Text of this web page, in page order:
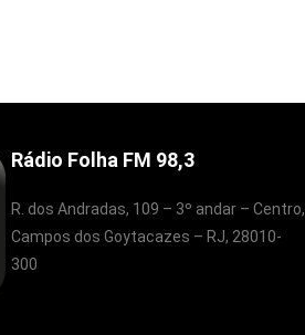
Rádio Folha FM 98,3
R. dos Andradas, 109 – 3º andar – Centro,
Campos dos Goytacazes – RJ, 28010-
300